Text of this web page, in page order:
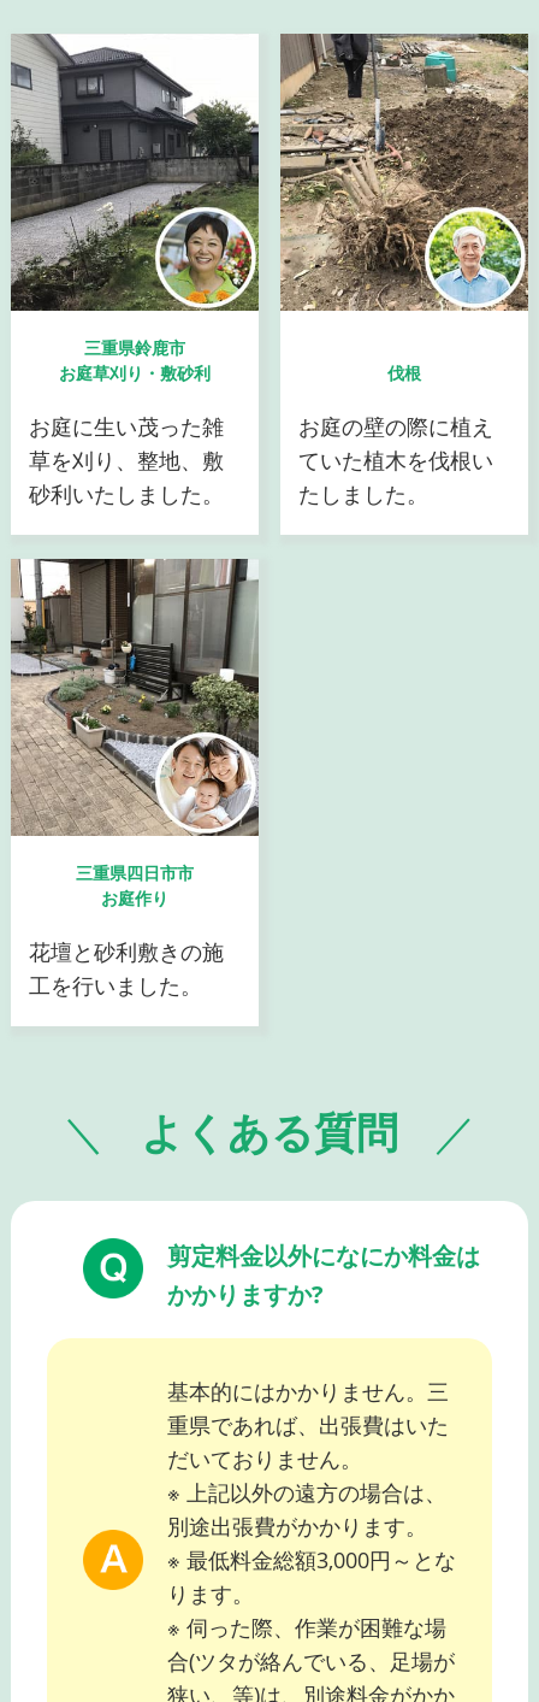
三重県鈴鹿市
お庭草刈り・敷砂利
お庭に生い茂った雑
草を刈り、整地、敷
砂利いたしました。
伐根
お庭の壁の際に植え
ていた植木を伐根い
たしました。
三重県四日市市
お庭作り
花壇と砂利敷きの施
工を行いました。
よくある質問
剪定料金以外になにか料金は
かかりますか?
基本的にはかかりません。三
重県であれば、出張費はいた
だいておりません。
※ 上記以外の遠方の場合は、
別途出張費がかかります。
※ 最低料金総額3,000円～とな
ります。
※ 伺った際、作業が困難な場
合(ツタが絡んでいる、足場が
狭い、等)は、別途料金がかか